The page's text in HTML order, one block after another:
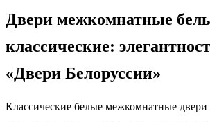
Двери межкомнатные
классические:
«Двери Белоруссии»
Классические белые межкомнатные